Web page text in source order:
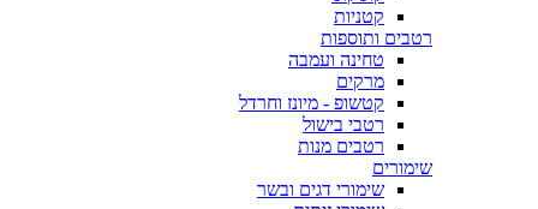
קטניות
רטבים ותוספות
טחינה ועמבה
מרקים
קטשופ - מיונז וחרדל
רטבי בישול
רטבים מנות
שימורים
שימורי דגים ובשר